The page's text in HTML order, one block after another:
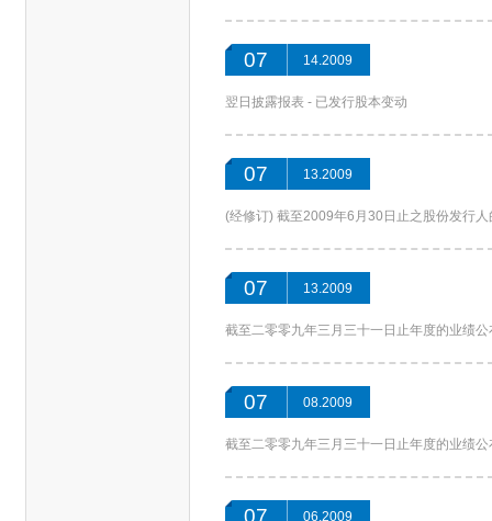
07 14.2009
翌日披露报表 - 已发行股本变动
07 13.2009
(经修订) 截至2009年6月30日止之股份发行
07 13.2009
截至二零零九年三月三十一日止年度的业绩公
07 08.2009
截至二零零九年三月三十一日止年度的业绩公
07 06.2009